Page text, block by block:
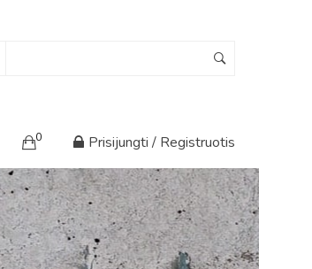
0 Prisijungti / Registruotis